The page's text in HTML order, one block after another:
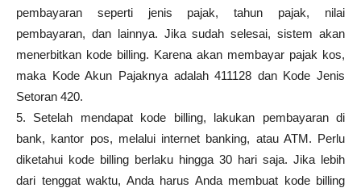
pembayaran seperti jenis pajak, tahun pajak, nilai
pembayaran, dan lainnya. Jika sudah selesai, sistem akan
menerbitkan kode billing. Karena akan membayar pajak kos,
maka Kode Akun Pajaknya adalah 411128 dan Kode Jenis
Setoran 420.
5. Setelah mendapat kode billing, lakukan pembayaran di
bank, kantor pos, melalui internet banking, atau ATM. Perlu
diketahui kode billing berlaku hingga 30 hari saja. Jika lebih
dari tenggat waktu, Anda harus Anda membuat kode billing